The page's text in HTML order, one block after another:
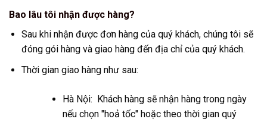
Bao lâu tôi nhận được hàng?
Sau khi nhận được đơn hàng của quý khách, chúng tôi sẽ
đóng gói hàng và giao hàng đến địa chỉ của quý khách.
Thời gian giao hàng như sau:
Hà Nội: Khách hàng sẽ nhận hàng trong ngày
nếu chọn "hoả tốc" hoặc theo thời gian quý